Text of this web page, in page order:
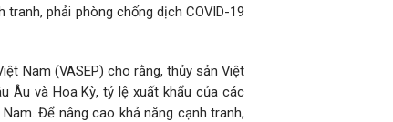
phải phòng chống dịch COVID-19
Nam (VASEP) cho rằng, thủy sản Việt
Âu và Hoa Kỳ, tỷ lệ xuất khẩu của các
Để nâng cao khả năng cạnh tranh,